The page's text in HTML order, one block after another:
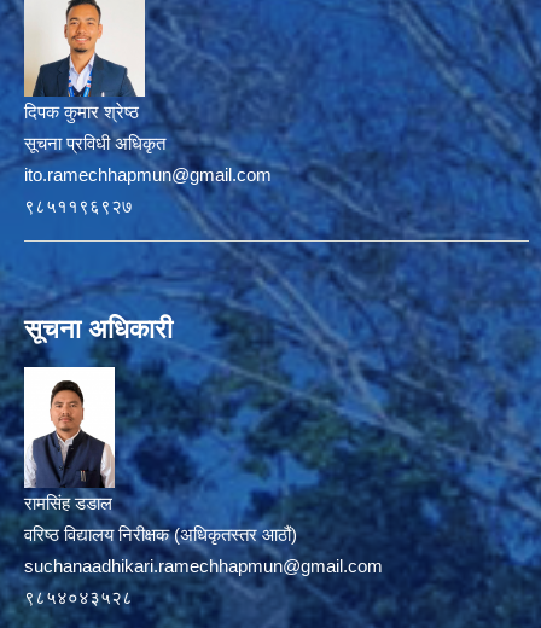
दिपक कुमार श्रेष्ठ
सूचना प्रविधी अधिकृत
ito.ramechhapmun@gmail.com
९८५११९६९२७
सूचना अधिकारी
रामसिंह डडाल
वरिष्ठ विद्यालय निरीक्षक (अधिकृतस्तर आठौं)
suchanaadhikari.ramechhapmun@gmail.com
९८५४०४३५२८